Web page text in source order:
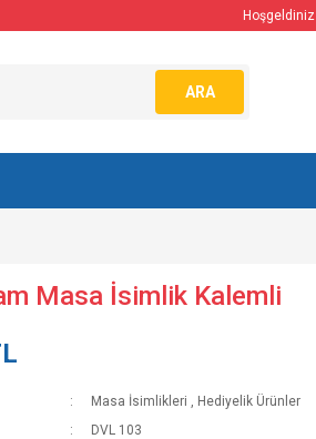
Hoşgeldiniz
ARA
Masa İsimlik Kalemli
Masa İsimlikleri , Hediyelik Ürünler
DVL 103